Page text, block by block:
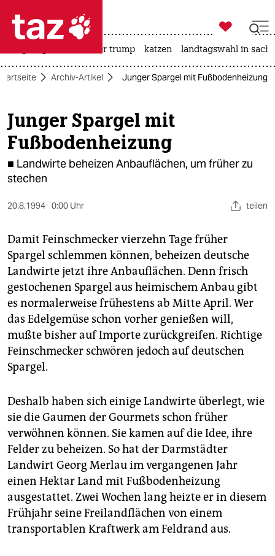
 taz zahl ich
taz zahl ich
themen
politik
öko
sport
berlin
nord
wahrheit
verlag
veranstaltungen
shop
fragen & hilfe
unterstützen
abo
genossenschaft

taz zahl ich
usa unter trump katzen landtagswahl in
Archiv-Artikel Junger Spargel mit Fußbodenheizung
Junger Spargel mit
Fußbodenheizung
■ Landwirte beheizen Anbauflächen, um früher zu
stechen
20.8.1994 0:00 Uhr teilen
Damit Feinschmecker vierzehn Tage früher
Spargel schlemmen können, beheizen deutsche
Landwirte jetzt ihre Anbauflächen. Denn frisch
gestochenen Spargel aus heimischem Anbau gibt
es normalerweise frühestens ab Mitte April. Wer
das Edelgemüse schon vorher genießen will,
mußte bisher auf Importe zurückgreifen. Richtige
Feinschmecker schwören jedoch auf deutschen
Spargel.
Deshalb haben sich einige Landwirte überlegt, wie
sie die Gaumen der Gourmets schon früher
verwöhnen können. Sie kamen auf die Idee, ihre
Felder zu beheizen. So hat der Darmstädter
Landwirt Georg Merlau im vergangenen Jahr
einen Hektar Land mit Fußbodenheizung
ausgestattet. Zwei Wochen lang heizte er in diesem
Frühjahr seine Freilandflächen von einem
transportablen Kraftwerk am Feldrand aus.